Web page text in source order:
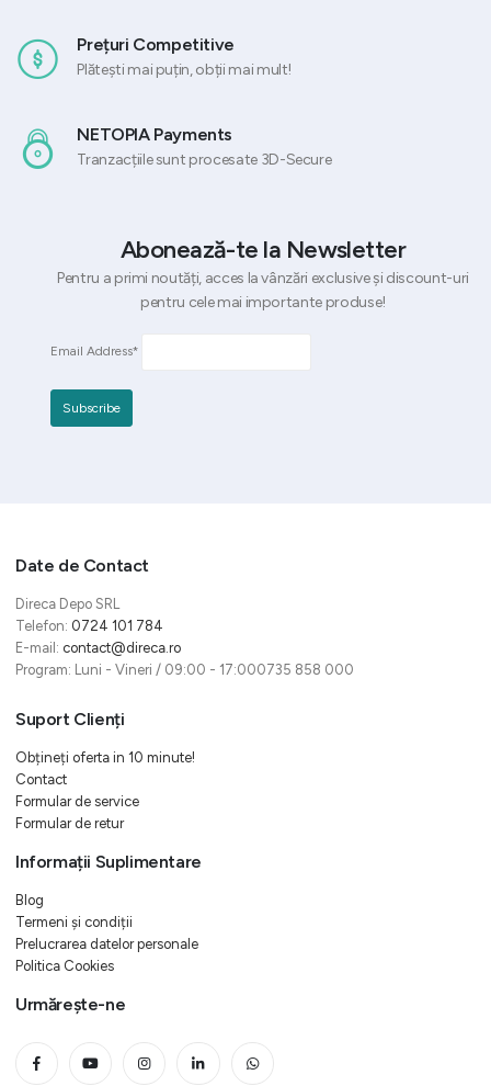
Prețuri Competitive
Plătești mai puțin, obții mai mult!
NETOPIA Payments
Tranzacțiile sunt procesate 3D-Secure
Abonează-te la Newsletter
Pentru a primi noutăți, acces la vânzări exclusive și discount-uri
pentru cele mai importante produse!
Email Address*
Date de Contact
Direca Depo SRL
Telefon: 0724 101 784
E-mail: contact@direca.ro
Program: Luni - Vineri / 09:00 - 17:000735 858 000
Suport Clienți
Obțineți oferta in 10 minute!
Contact
Formular de service
Formular de retur
Informații Suplimentare
Blog
Termeni și condiții
Prelucrarea datelor personale
Politica Cookies
Urmărește-ne